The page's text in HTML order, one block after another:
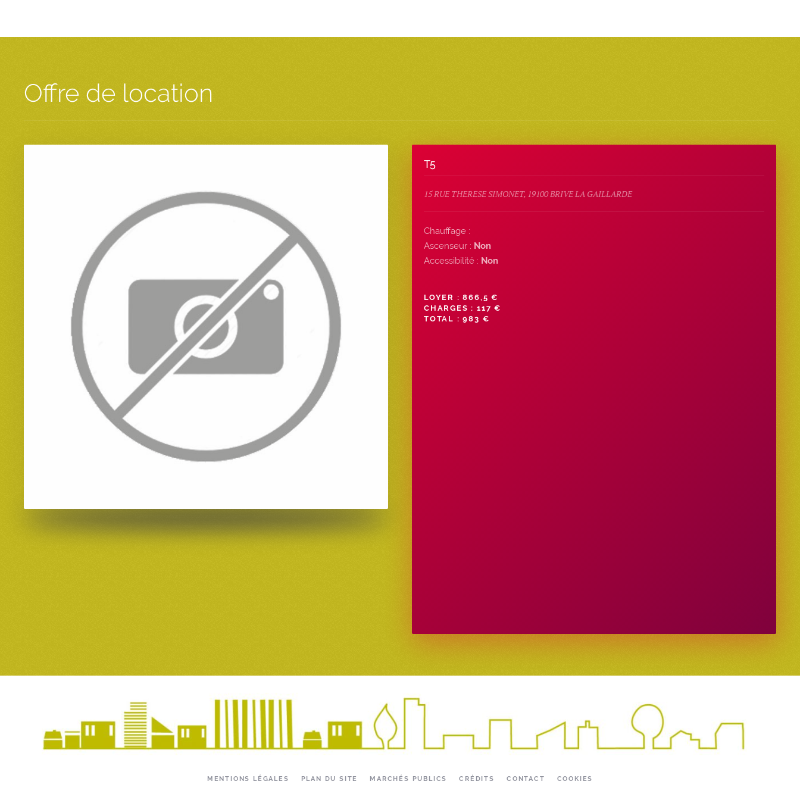
Offre de location
T5
15 RUE THERESE SIMONET, 19100 BRIVE LA GAILLARDE
Chauffage :
Ascenseur : Non
Accessibilité : Non
LOYER : 866,5 €
CHARGES : 117 €
TOTAL : 983 €
MENTIONS LÉGALES PLAN DU SITE MARCHÉS PUBLICS CRÉDITS CONTACT COOKIES